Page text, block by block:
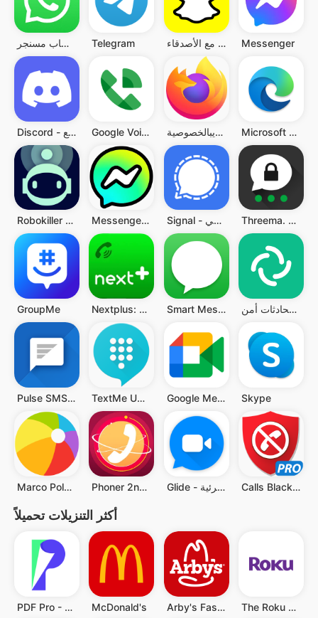
واتساب مسنجر Telegram سناب شات: تواصل مع الأصدقاء Messenger
Discord - تحدث والعب واستمتع Google Voice فَيَرفُكس: مُتصفّح ويبالخصوصية Microsoft Edge: متصفح AI
Robokiller - Spam Call Blocker Messenger Kids – The Messaging Signal - مِرسال خصوصي Threema. The Secure Messenger
GroupMe Nextplus: Phone # Text + Call Smart Messages إيليمنت - تطبيق محادثات أمن
Pulse SMS (Phone/Tablet/Web) TextMe Up Calling & Texts Google Meet Skype
Marco Polo - Video Messenger Phoner 2nd Phone Number + Text Glide - تطبيق الدردشة المرئية Calls Blacklist PRO
أكثر التنزيلات تحميلاً
PDF Pro - Reader & Maker McDonald's Arby's Fast Food Sandwiches The Roku App (Official)